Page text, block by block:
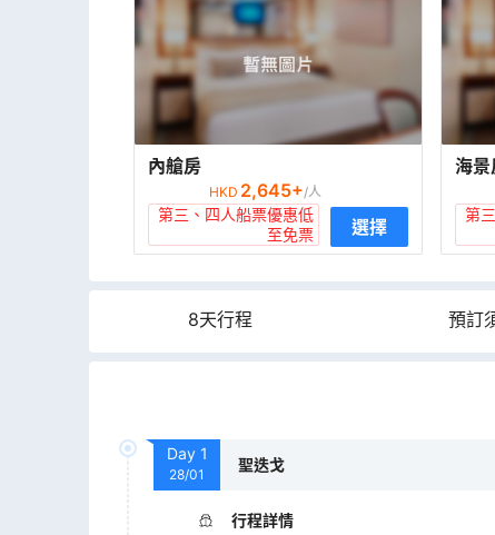
內艙房
HKD 2,645+/人
第三、四人船票優惠低
至免票
選擇
海景
第
8天行程 預訂
Day 1
28/01
聖迭戈
行程詳情